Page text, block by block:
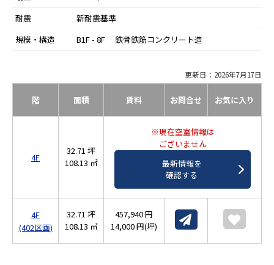
耐震
新耐震基準
規模・構造
B1F - 8F 鉄骨鉄筋コンクリート造
更新日：2026年7月17日
階 面積 賃料 お問合せ お気に入り
4F
32.71 坪
108.13 ㎡
※現在空室情報は
ございません
最新情報を
確認する
4F
(402区画)
32.71 坪
108.13 ㎡
457,940 円
14,000 円(坪)